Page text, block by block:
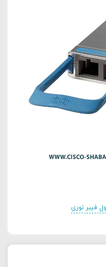
فیبر نوری